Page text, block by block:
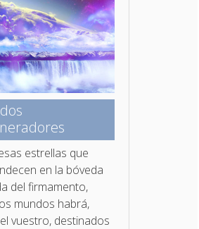
estrellas que
en la bóveda
del firmamento,
mundos habrá,
vuestro, destinados